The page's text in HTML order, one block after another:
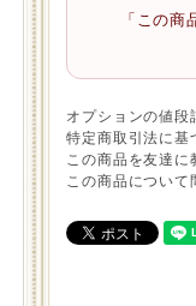
「この
オプションの値段
特定商取引法に基
この商品を友達に
この商品について